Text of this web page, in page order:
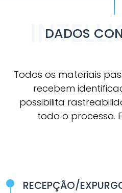
DADOS
Todos os materiais
recebem
possibilita
todo o processo.
RECEPÇÃO/